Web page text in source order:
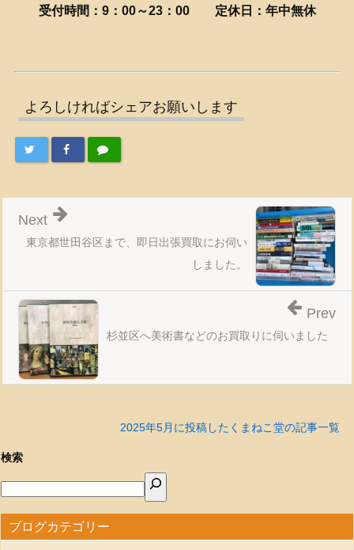
受付時間：9：00～23：00 定休日：年中無休
よろしければシェアお願いします
東京都世田谷区まで、即日出張買取にお伺い
しました。
Next
杉並区へ美術書などのお買取りに伺いました
Prev
2025年5月に投稿したくまねこ堂の記事一覧
検索
ブログカテゴリー